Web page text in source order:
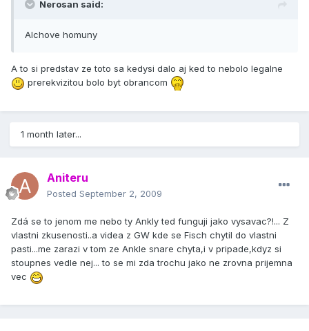
Nerosan said:
Alchove homuny
A to si predstav ze toto sa kedysi dalo aj ked to nebolo legalne
prerekvizitou bolo byt obrancom
1 month later...
Aniteru
Posted September 2, 2009
Zdá se to jenom me nebo ty Ankly ted funguji jako vysavac?!... Z
vlastni zkusenosti..a videa z GW kde se Fisch chytil do vlastni
pasti...me zarazi v tom ze Ankle snare chyta,i v pripade,kdyz si
stoupnes vedle nej... to se mi zda trochu jako ne zrovna prijemna
vec